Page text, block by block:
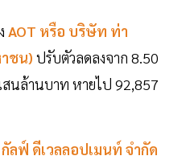
AOT หรือ บริษัท ท่า
ชน) ปรับตัวลดลงจาก 8.50
นล้านบาท หายไป 92,857
กัลฟ์ ดีเวลลอปเมนท์ จำกัด